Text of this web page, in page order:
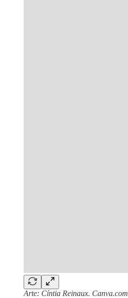
Arte: Cíntia Reinaux. Canva.com